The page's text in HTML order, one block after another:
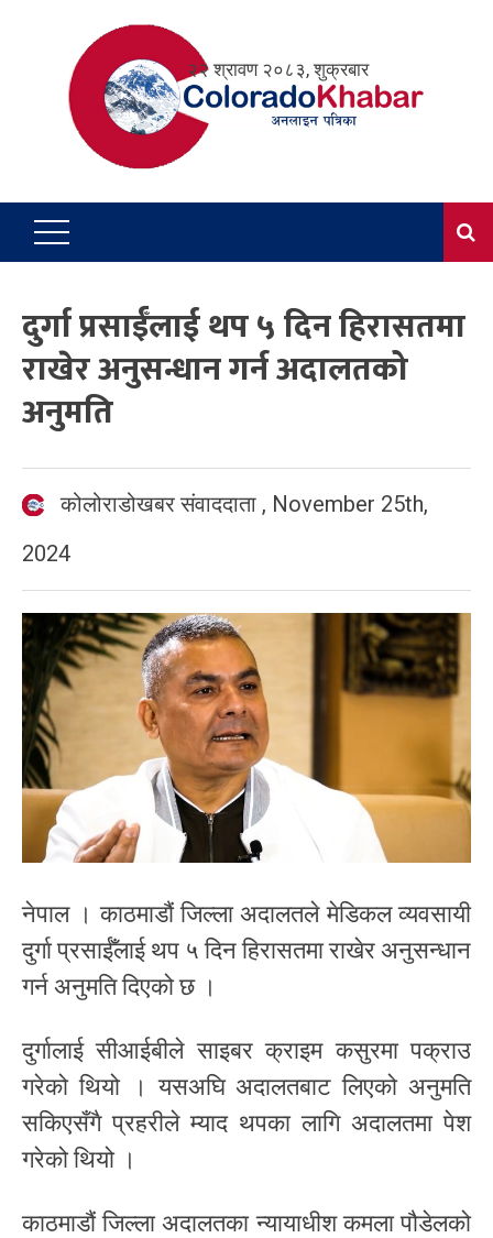
२२ श्रावण २०८३, शुक्रबार
दुर्गा प्रसाईँलाई थप ५ दिन हिरासतमा
राखेर अनुसन्धान गर्न अदालतको
अनुमति
कोलोराडोखबर संवाददाता , November 25th,
2024
नेपाल । काठमाडौं जिल्ला अदालतले मेडिकल व्यवसायी
दुर्गा प्रसाईँलाई थप ५ दिन हिरासतमा राखेर अनुसन्धान
गर्न अनुमति दिएको छ ।
दुर्गालाई सीआईबीले साइबर क्राइम कसुरमा पक्राउ
गरेको थियो । यसअघि अदालतबाट लिएको अनुमति
सकिएसँगै प्रहरीले म्याद थपका लागि अदालतमा पेश
गरेको थियो ।
काठमाडौं जिल्ला अदालतका न्यायाधीश कमला पौडेलको